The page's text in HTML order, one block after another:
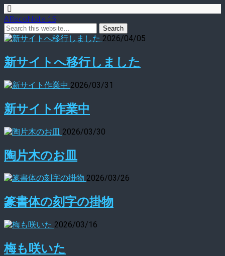
ARecoNote 15
2026/04/05
新サイトへ移行しました
2026/03/31
新サイト作業中
2026/03/30
陶片木のお皿
2026/03/26
篆書体の刻字の掛物
2026/03/16
梅も咲いた